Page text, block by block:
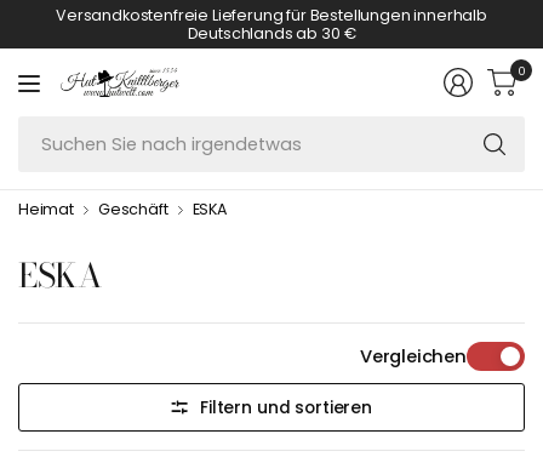
Versandkostenfreie Lieferung für Bestellungen innerhalb
Deutschlands ab 30 €
0
Heimat Geschäft ESKA
ESKA
Vergleichen
Filtern und sortieren